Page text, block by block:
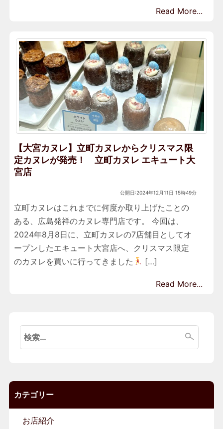
Read More...
【大宮カヌレ】立町カヌレからクリスマス限
定カヌレが発売！ 立町カヌレ エキュート大
宮店
公開日:2024年12月11日 15時49分
立町カヌレはこれまでに何度か取り上げたことの
ある、広島発祥のカヌレ専門店です。 今回は、
2024年8月8日に、立町カヌレの7店舗目としてオ
ープンしたエキュート大宮店へ、クリスマス限定
のカヌレを買いに行ってきました
[…]
Read More...
検
索:
カテゴリー
お店紹介